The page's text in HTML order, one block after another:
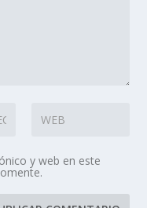
y web en este